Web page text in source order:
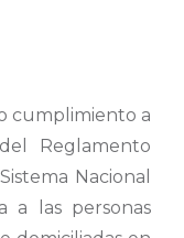
cumplimiento a
Reglamento
Nacional
a las personas